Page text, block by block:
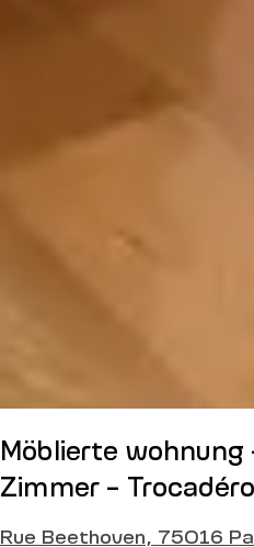
Möblierte wohnung
Zimmer -
Rue Beethoven, 75016